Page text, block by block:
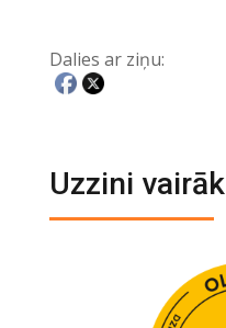
Dalies ar ziņu:
Uzzini vairāk